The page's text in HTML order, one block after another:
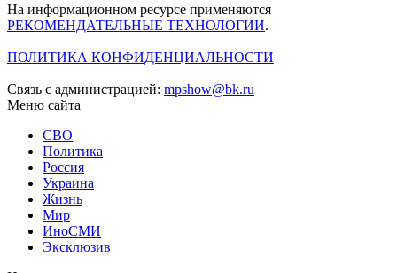
На информационном ресурсе применяются
РЕКОМЕНДАТЕЛЬНЫЕ ТЕХНОЛОГИИ.
ПОЛИТИКА КОНФИДЕНЦИАЛЬНОСТИ
Связь с администрацией: mpshow@bk.ru
Меню сайта
СВО
Политика
Россия
Украина
Жизнь
Мир
ИноСМИ
Эксклюзив